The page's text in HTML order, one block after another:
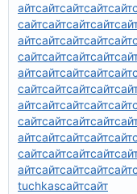
айтсайтсайтсайтсайт
сайтсайтсайтсайт
айтсайтсайтсайтсайт
сайтсайтсайтсайт
айтсайтсайтсайтсайт
сайтсайтсайтсайт
айтсайтсайтсайтсайт
сайтсайтсайтсайт
айтсайтсайтсайтсайт
сайтсайтсайтсайт
айтсайтсайтсайтсайт
tuchkasсайтсайт